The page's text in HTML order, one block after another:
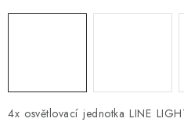
BYDLENÍ
4x osvětlovací jednotka LINE